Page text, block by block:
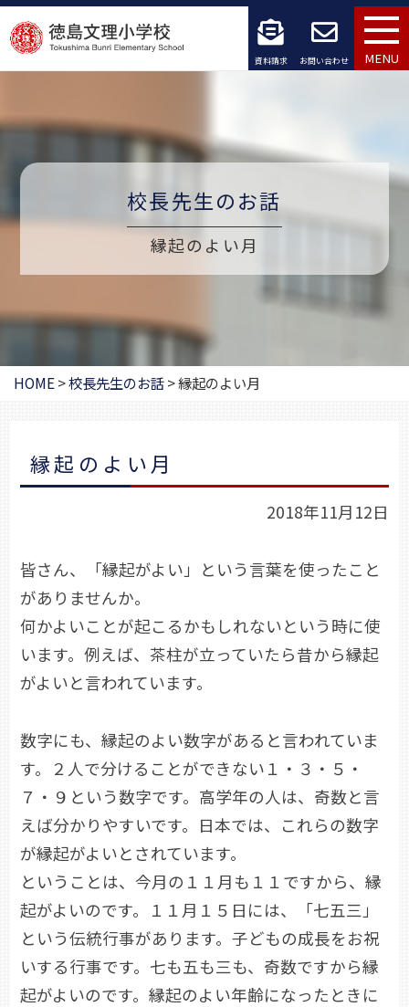
コ
ン
ン
ツ
ス
資料請求 お問い合わせ MENU
校長先生のお話
縁起のよい月
HOME>校長先生のお話>縁起のよい月
縁起のよい月
2018年11月12日
皆さん、「縁起がよい」という言葉を使ったこと
がありませんか。
何かよいことが起こるかもしれないという時に使
います。例えば、茶柱が立っていたら昔から縁起
がよいと言われています。
数字にも、縁起のよい数字があると言われていま
す。２人で分けることができない１・３・５・
７・９という数字です。高学年の人は、奇数と言
えば分かりやすいです。日本では、これらの数字
が縁起がよいとされています。
ということは、今月の１１月も１１ですから、縁
起がよいのです。１１月１５日には、「七五三」
という伝統行事があります。子どもの成長をお祝
いする行事です。七も五も三も、奇数ですから縁
起がよいのです。縁起のよい年齢になったときに